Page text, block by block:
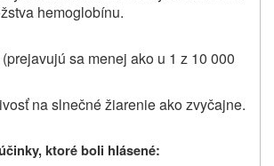
hemoglobínu.
(prejavujú sa menej ako u 1 z 10 000
na slnečné žiarenie ako zvyčajne.
ktoré boli hlásené: